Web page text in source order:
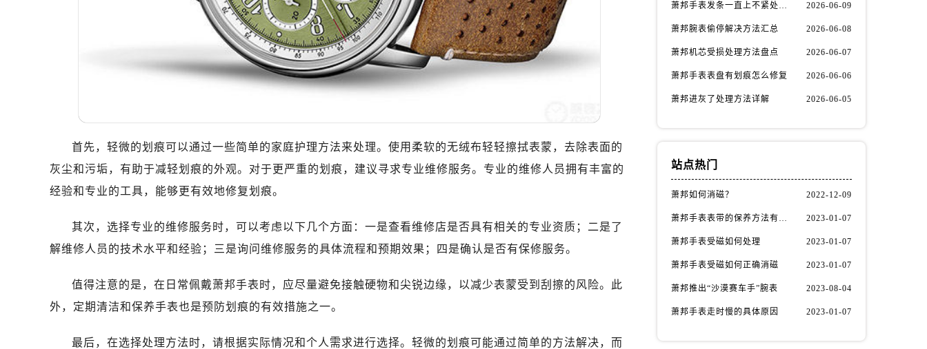
首先，轻微的划痕可以通过一些简单的家庭护理方法来处理。使用柔软的无绒布轻轻擦拭表蒙，去除表面的
灰尘和污垢，有助于减轻划痕的外观。对于更严重的划痕，建议寻求专业维修服务。专业的维修人员拥有丰富的
经验和专业的工具，能够更有效地修复划痕。
其次，选择专业的维修服务时，可以考虑以下几个方面：一是查看维修店是否具有相关的专业资质；二是了
解维修人员的技术水平和经验；三是询问维修服务的具体流程和预期效果；四是确认是否有保修服务。
值得注意的是，在日常佩戴萧邦手表时，应尽量避免接触硬物和尖锐边缘，以减少表蒙受到刮擦的风险。此
外，定期清洁和保养手表也是预防划痕的有效措施之一。
最后，在选择处理方法时，请根据实际情况和个人需求进行选择。轻微的划痕可能通过简单的方法解决，而
萧邦手表发条一直上不紧处理办法推荐 2026-06-09
萧邦腕表偷停解决方法汇总 2026-06-08
萧邦机芯受损处理方法盘点 2026-06-07
萧邦手表表盘有划痕怎么修复 2026-06-06
萧邦进灰了处理方法详解 2026-06-05
站点热门
萧邦如何消磁？ 2022-12-09
萧邦手表表带的保养方法有哪些？ 2023-01-07
萧邦手表受磁如何处理 2023-01-07
萧邦手表受磁如何正确消磁 2023-01-07
萧邦推出“沙漠赛车手”腕表 2023-08-04
萧邦手表走时慢的具体原因 2023-01-07